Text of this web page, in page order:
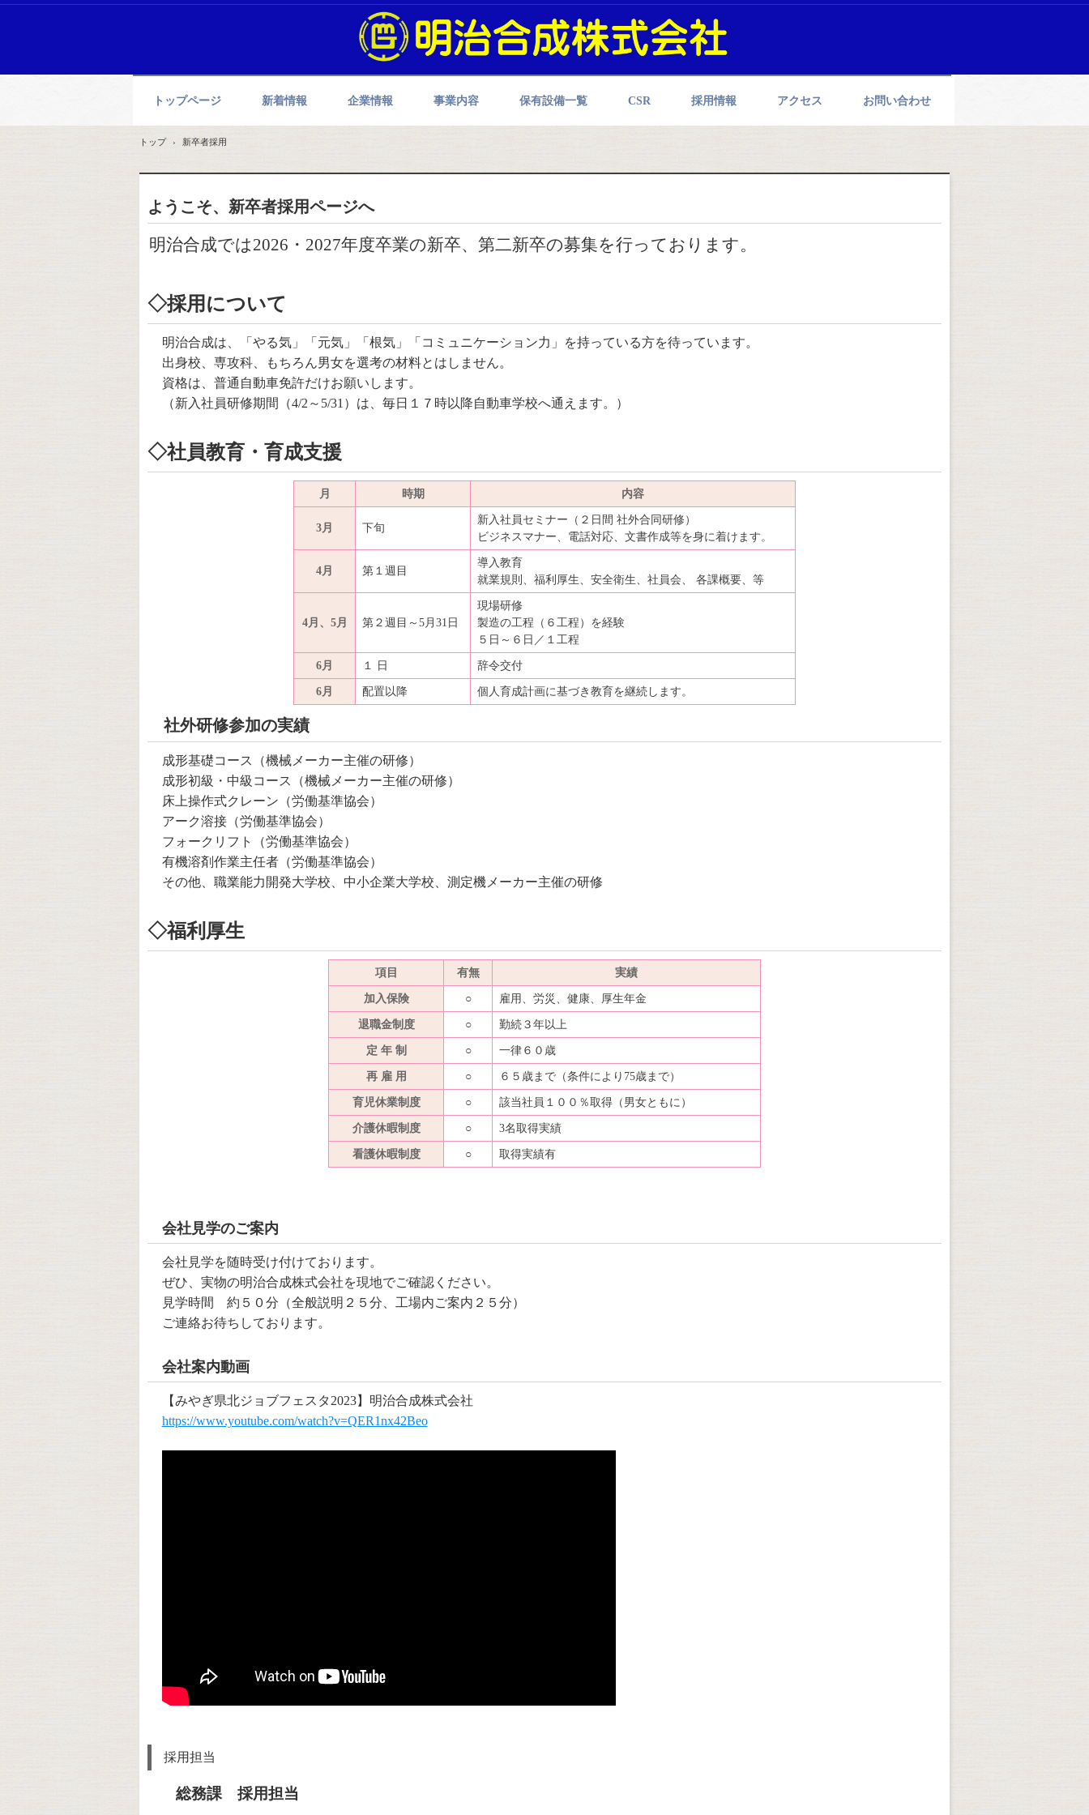
トップページ 新着情報 企業情報 事業内容 保有設備一覧 CSR 採用情報 アクセス お問い合わせ
トップ › 新卒者採用
ようこそ、新卒者採用ページへ
明治合成では2026・2027年度卒業の新卒、第二新卒の募集を行っております。
◇採用について
明治合成は、「やる気」「元気」「根気」「コミュニケーション力」を持っている方を待っています。
出身校、専攻科、もちろん男女を選考の材料とはしません。
資格は、普通自動車免許だけお願いします。
（新入社員研修期間（4/2～5/31）は、毎日１７時以降自動車学校へ通えます。）
◇社員教育・育成支援
月 時期 内容
3月 下旬
新入社員セミナー（２日間 社外合同研修）
ビジネスマナー、電話対応、文書作成等を身に着けます。
4月 第１週目
導入教育
就業規則、福利厚生、安全衛生、社員会、 各課概要、等
4月、5月 第２週目～5月31日
現場研修
製造の工程（６工程）を経験
５日～６日／１工程
6月 １ 日 辞令交付
6月 配置以降 個人育成計画に基づき教育を継続します。
社外研修参加の実績
成形基礎コース（機械メーカー主催の研修）
成形初級・中級コース（機械メーカー主催の研修）
床上操作式クレーン（労働基準協会）
アーク溶接（労働基準協会）
フォークリフト（労働基準協会）
有機溶剤作業主任者（労働基準協会）
その他、職業能力開発大学校、中小企業大学校、測定機メーカー主催の研修
◇福利厚生
項目 有無 実績
加入保険 ○ 雇用、労災、健康、厚生年金
退職金制度 ○ 勤続３年以上
定 年 制 ○ 一律６０歳
再 雇 用 ○ ６５歳まで（条件により75歳まで）
育児休業制度 ○ 該当社員１００％取得（男女ともに）
介護休暇制度 ○ 3名取得実績
看護休暇制度 ○ 取得実績有
会社見学のご案内
会社見学を随時受け付けております。
ぜひ、実物の明治合成株式会社を現地でご確認ください。
見学時間 約５０分（全般説明２５分、工場内ご案内２５分）
ご連絡お待ちしております。
会社案内動画
【みやぎ県北ジョブフェスタ2023】明治合成株式会社
https://www.youtube.com/watch?v=QER1nx42Beo
採用担当
総務課 採用担当